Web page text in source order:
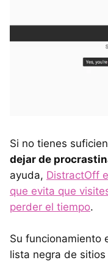
Si no tienes
dejar de
ayuda, DistractOff
que evita que
perder el tiempo.
Su funcionamiento
lista negra de